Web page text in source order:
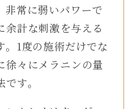
非常に弱いパワーで
余計な刺激を与える
。1度の施術だけでな
徐々にメラニンの量
す。